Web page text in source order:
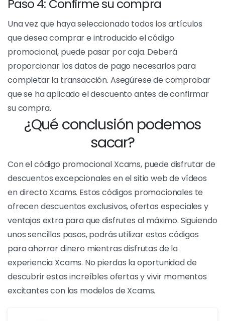
sitio web de Xcams y cree una cuenta
proporcionando la información necesaria. Una vez
creada tu cuenta, puedes pasar al siguiente paso.
Paso 3: Elija su oferta
Una vez que hayas iniciado sesión en tu cuenta de
Xcams, navega por el sitio para encontrar el vídeo en
directo o las funciones que te interesan. Una vez que
hayas encontrado lo que buscas, añádelo a tu cesta.
En este momento, también puedes introducir tu
código promocional en la casilla correspondiente
Paso 4: Confirme su compra
Una vez que haya seleccionado todos los artículos
que desea comprar e introducido el código
promocional, puede pasar por caja. Deberá
proporcionar los datos de pago necesarios para
completar la transacción. Asegúrese de comprobar
que se ha aplicado el descuento antes de confirmar
su compra.
¿Qué conclusión podemos